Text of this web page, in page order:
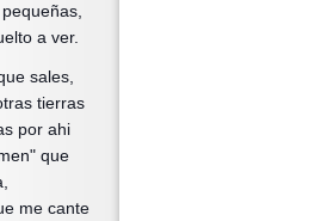
a ver.
sales,
tierras
por ahi
que
me cante